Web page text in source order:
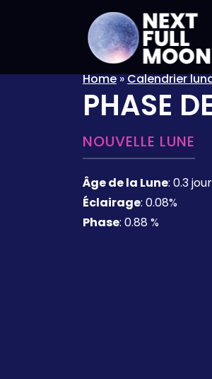
Home»Calendrier
PHASE
NOUVELLE LUNE
Âge de la Lune: 0.3
Éclairage: 0.08%
Phase: 0.88 %